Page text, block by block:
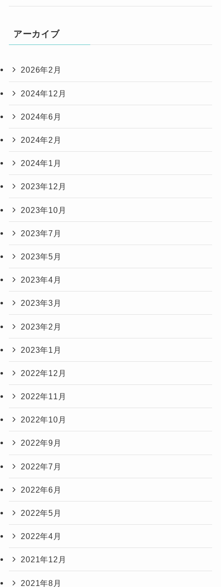
アーカイブ
2026年2月
2024年12月
2024年6月
2024年2月
2024年1月
2023年12月
2023年10月
2023年7月
2023年5月
2023年4月
2023年3月
2023年2月
2023年1月
2022年12月
2022年11月
2022年10月
2022年9月
2022年7月
2022年6月
2022年5月
2022年4月
2021年12月
2021年8月